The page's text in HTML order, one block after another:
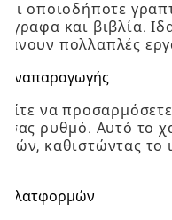
οποιοδήποτε
και βιβλία.
πολλαπλές
αναπαραγωγής
να
σας ρυθμό. Αυτό το
καθιστώντας το
πλατφορμών